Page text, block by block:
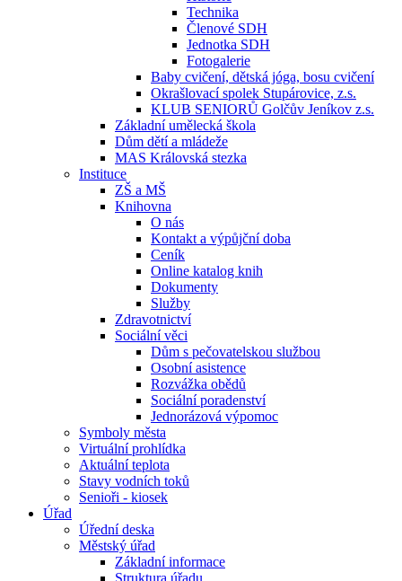
Technika
Členové SDH
Jednotka SDH
Fotogalerie
Baby cvičení, dětská jóga, bosu cvičení
Okrašlovací spolek Stupárovice, z.s.
KLUB SENIORŮ Golčův Jeníkov z.s.
Základní umělecká škola
Dům dětí a mládeže
MAS Královská stezka
Instituce
ZŠ a MŠ
Knihovna
O nás
Kontakt a výpůjční doba
Ceník
Online katalog knih
Dokumenty
Služby
Zdravotnictví
Sociální věci
Dům s pečovatelskou službou
Osobní asistence
Rozvážka obědů
Sociální poradenství
Jednorázová výpomoc
Symboly města
Virtuální prohlídka
Aktuální teplota
Stavy vodních toků
Senioři - kiosek
Úřad
Úřední deska
Městský úřad
Základní informace
Struktura úřadu